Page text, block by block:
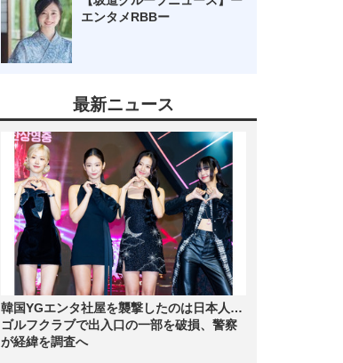
エンタメRBBー
最新ニュース
韓国YGエンタ社屋を襲撃したのは日本人…
ゴルフクラブで出入口の一部を破損、警察
が経緯を調査へ